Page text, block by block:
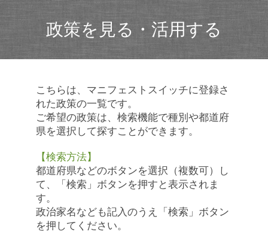
政策を見る・活用する
こちらは、マニフェストスイッチに登録さ
れた政策の一覧です。
ご希望の政策は、検索機能で種別や都道府
県を選択して探すことができます。
【検索方法】
都道府県などのボタンを選択（複数可）し
て、「検索」ボタンを押すと表示されま
す。
政治家名なども記入のうえ「検索」ボタン
を押してください。